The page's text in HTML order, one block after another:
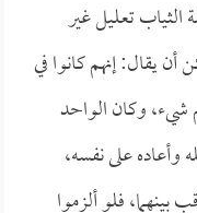
الثياب تعليل غير
يقال: إنهم كانوا في
شيء، وكان الواحد
على نفسه،
فلو ألزموا